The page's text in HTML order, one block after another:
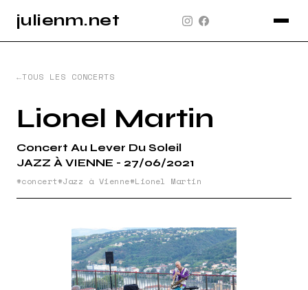
julienm.net
CONCERT
GLASTONBURY
SPORT
INFO
PLAN DU SITE
TOUS LES CONCERTS
Lionel Martin
Concert Au Lever Du Soleil
JAZZ À VIENNE - 27/06/2021
concert Jazz à Vienne Lionel Martin